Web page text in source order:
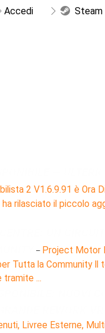
Accedi Steam
2 V1.6.9.91 è Ora
rilasciato il piccolo
– Project Motor
Tutta la Community Il
...
Livree Esterne,